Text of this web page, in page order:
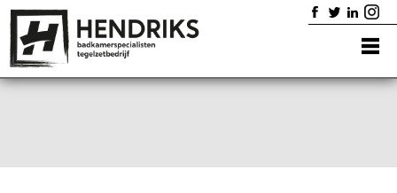
Home
Badkamers
Diensten